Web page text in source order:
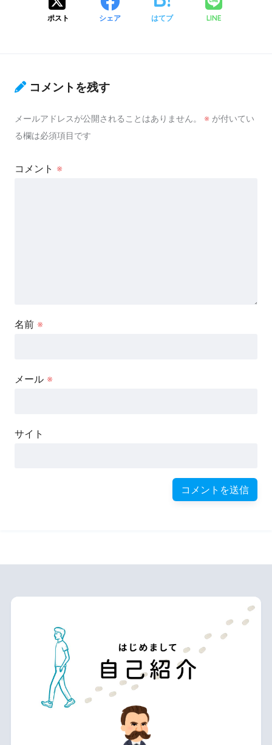
ポスト シェア はてブ LINE
コメントを残す
メールアドレスが公開されることはありません。 ※ が付いてい
る欄は必須項目です
コメント ※
名前 ※
メール ※
サイト